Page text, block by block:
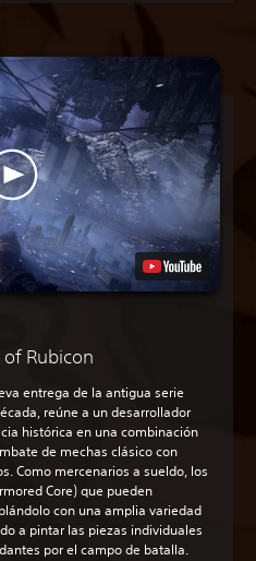
of Rubicon
entrega de la antigua serie
reúne a un desarrollador
histórica en una combinación
de mechas clásico con
Como mercenarios a sueldo, los
Core) que pueden
con una amplia variedad
a pintar las piezas individuales
por el campo de batalla.